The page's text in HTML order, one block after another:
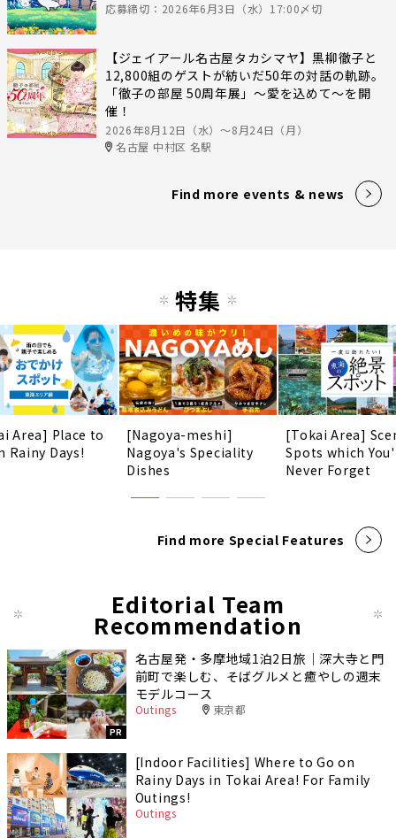
応募締切：2026年6月3日（水）17:00〆切
【ジェイアール名古屋タカシマヤ】黒柳徹子と
12,800組のゲストが紡いだ50年の対話の軌跡。
「徹子の部屋 50周年展」～愛を込めて～を開
催！
2026年8月12日（水）〜8月24日（月）
名古屋 中村区 名駅
Find more events & news
特集
Area] Place to
Rainy Days!
[Nagoya-meshi]
Nagoya's Speciality
Dishes
[Tokai Area]
Spots which
Never Forget
Find more Special Features
Editorial Team
Recommendation
PR
名古屋発・多摩地域1泊2日旅｜深大寺と門
前町で楽しむ、そばグルメと癒やしの週末
モデルコース
Outings 東京都
[Indoor Facilities] Where to Go on
Rainy Days in Tokai Area! For Family
Outings!
Outings